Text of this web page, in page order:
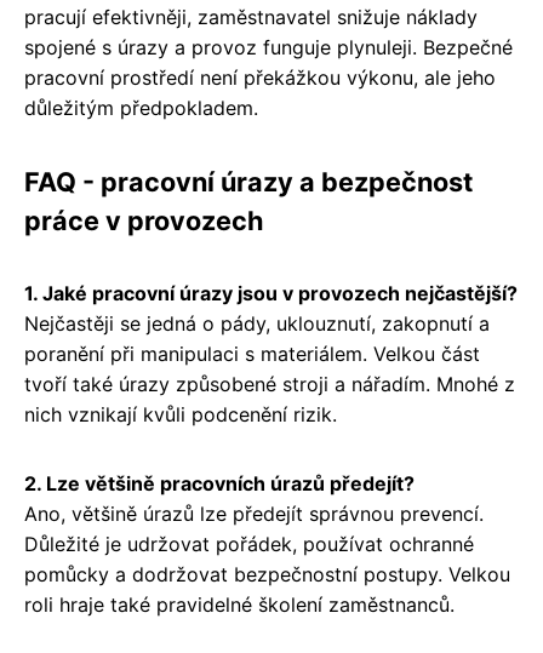
pracují efektivněji, zaměstnavatel snižuje náklady
spojené s úrazy a provoz funguje plynuleji. Bezpečné
pracovní prostředí není překážkou výkonu, ale jeho
důležitým předpokladem.
FAQ - pracovní úrazy a bezpečnost
práce v provozech
1. Jaké pracovní úrazy jsou v provozech nejčastější?
Nejčastěji se jedná o pády, uklouznutí, zakopnutí a
poranění při manipulaci s materiálem. Velkou část
tvoří také úrazy způsobené stroji a nářadím. Mnohé z
nich vznikají kvůli podcenění rizik.
2. Lze většině pracovních úrazů předejít?
Ano, většině úrazů lze předejít správnou prevencí.
Důležité je udržovat pořádek, používat ochranné
pomůcky a dodržovat bezpečnostní postupy. Velkou
roli hraje také pravidelné školení zaměstnanců.